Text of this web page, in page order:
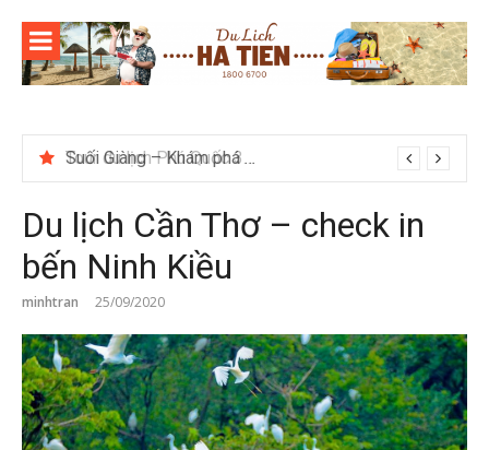
content
Suối Giàng – Khám phá “miền chè” nổi tiếng Tây Bắc
Du lịch Cần Thơ – check in
bến Ninh Kiều
minhtran 25/09/2020